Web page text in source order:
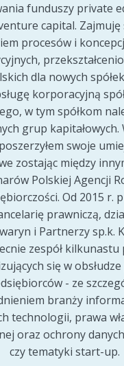
funduszy private
capital. Zajmuję
procesów i
dla nowych
korporacyjną
w tym spółkom
grup kapitałowych.
swoje
zostając między
Polskiej Agencji
Od 2015 r.
prawniczą,
i Partnerzy sp.k.
zespół kilkunastu
się w
- ze
branży
technologii, prawa
oraz ochrony
czy tematyki start-up.